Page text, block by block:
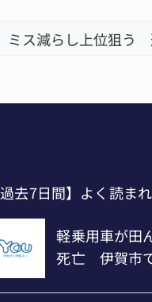
ミス減らし上位狙う
過去7日間】よく読ま